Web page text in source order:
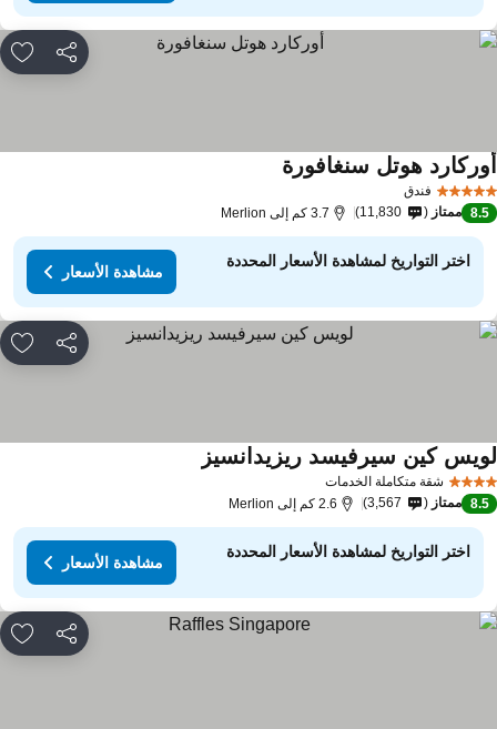
مشاركة
فندق
هوتل سنغافورة
8.5 ممتاز 11,830 3.7 كم إلى Merlion
اختر التواريخ لمشاهدة الأسعار المحددة
مشاهدة الأسعار
مشاركة
شقة متكاملة الخدمات
كين سيرفيسد ريزيدانسيز
8.5 ممتاز 3,567 2.6 كم إلى Merlion
اختر التواريخ لمشاهدة الأسعار المحددة
مشاهدة الأسعار
مشاركة